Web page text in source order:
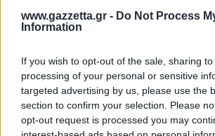
www.gazzetta.gr - Do Not Process
Information
If you wish to opt-out of the sale, sharing
processing of your personal or sensitive
targeted advertising by us, please use the
section to confirm your selection. Please
opt-out request is processed you may
Κηφισιά
Αστέρας Τρίπολης
Παναιτωλικός
Καλαμάτα
Όλα όσα ζήσαμε στα Gazzetta Awards